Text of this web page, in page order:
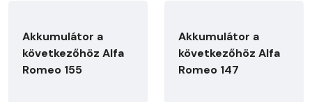
Akkumulátor a
következőhöz Alfa
Romeo 155
Akkumulátor a
következőhöz Alfa
Romeo 147